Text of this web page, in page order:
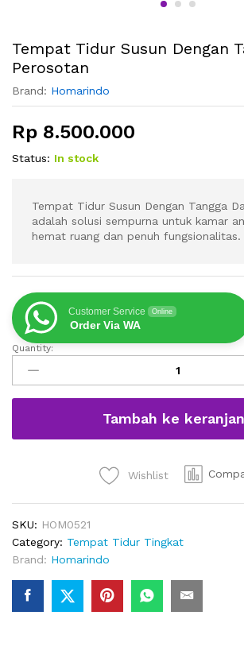
Tempat Tidur Susun Dengan
Perosotan
Brand: Homarindo
Rp 8.500.000
Status: In stock
Tempat Tidur Susun Dengan Tangga
adalah solusi sempurna untuk kamar
hemat ruang dan penuh fungsionalitas.
Customer Service Online
Order Via WA
Tempat
Tidur
Susun
Dengan
Dan
Quantity:
Tambah ke
Wishlist
SKU: HOM0521
Category: Tempat Tidur Tingkat
Brand: Homarindo